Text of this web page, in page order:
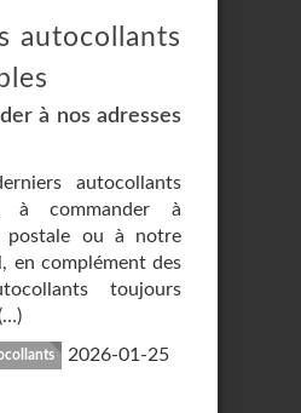
autocollants
à nos adresses
autocollants
à commander à
postale ou à notre
en complément des
toujours
2026-01-25